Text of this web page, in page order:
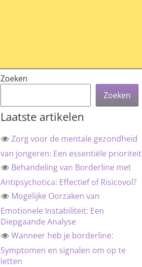
Zoeken
Zoeken
Laatste artikelen
Zorg voor de mentale gezondheid
van jongeren: Een essentiële prioriteit
Behandeling van Borderline met
Antipsychotica: Effectief of Risicovol?
Mogelijke Oorzaken van
Emotionele Instabiliteit: Een
Diepgaande Analyse
Wanneer heb je borderline:
Symptomen en signalen om op te
letten